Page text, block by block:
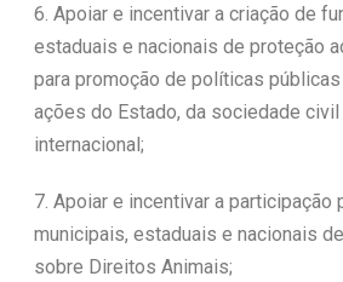
6. Apoiar e incentivar a criação de
estaduais e nacionais de proteção
para promoção de políticas
ações do Estado, da sociedade
internacional;
7. Apoiar e incentivar a participação
municipais, estaduais e nacionais
sobre Direitos Animais;